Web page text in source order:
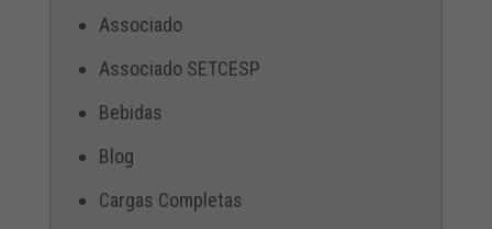
Associado
Associado SETCESP
Bebidas
Blog
Cargas Completas